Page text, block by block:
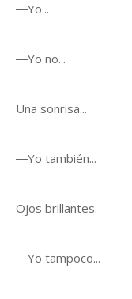
―Yo...
―Yo no...
Una sonrisa...
―Yo también...
Ojos brillantes.
―Yo tampoco...